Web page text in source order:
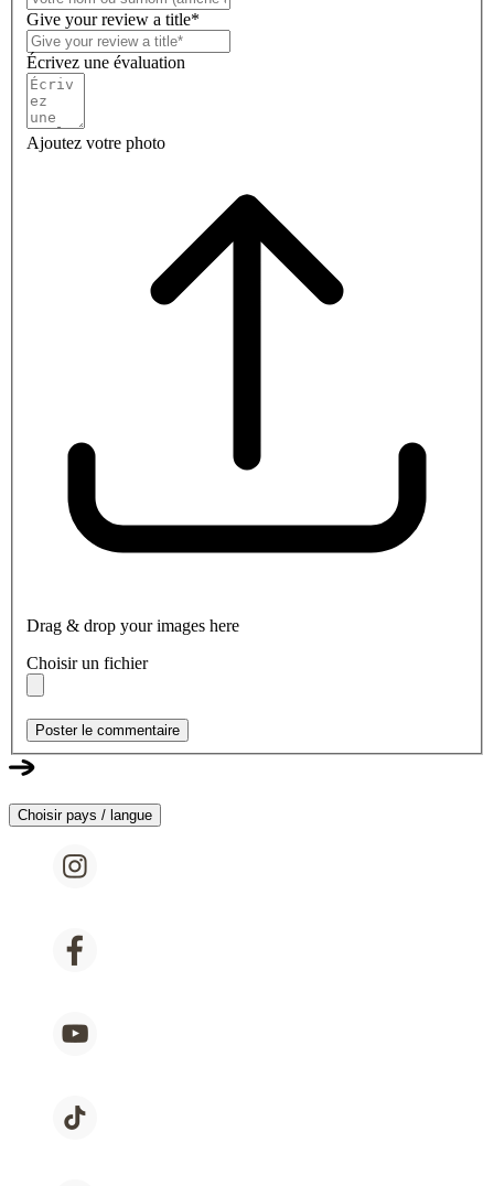
Give your review a title*
Écrivez une évaluation
Ajoutez votre photo
Drag & drop your images here
Choisir un fichier
Poster le commentaire
Choisir pays / langue